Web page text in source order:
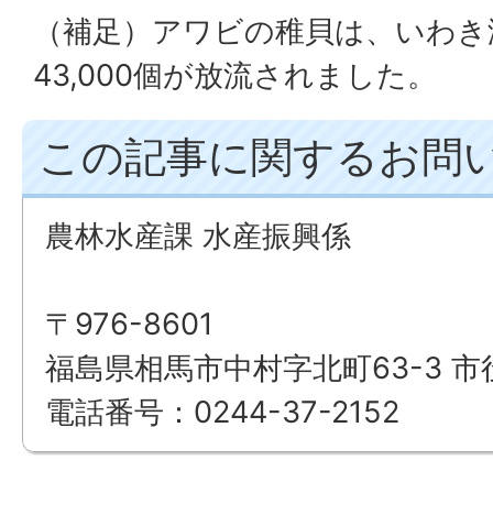
（補足）アワビの稚貝は、いわ
43,000個が放流されました。
この記事に関するお問
農林水産課 水産振興係
〒976-8601
福島県相馬市中村字北町63-3 市
電話番号：0244-37-2152